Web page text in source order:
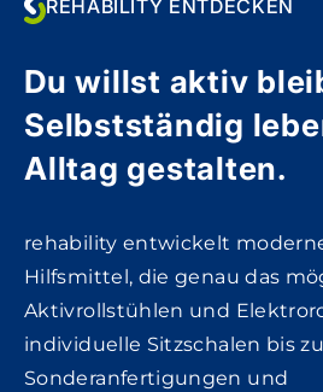
REHABILITY ENTDECKEN
Du willst aktiv
Selbstständig
Alltag gestalten.
rehability entwickelt
Hilfsmittel, die genau das
Aktivrollstühlen und
individuelle Sitzschalen bis zu
Sonderanfertigungen und